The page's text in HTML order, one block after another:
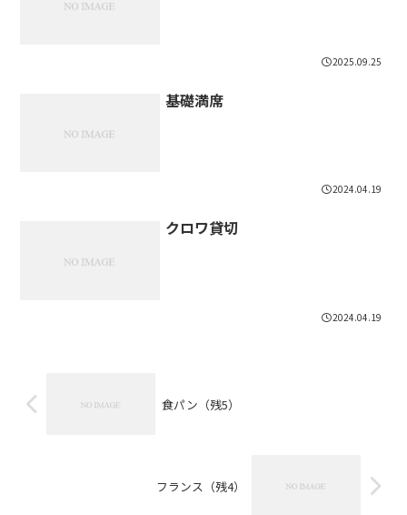
2025.09.25
基礎満席
2024.04.19
クロワ貸切
2024.04.19
食パン（残5）
フランス（残4）